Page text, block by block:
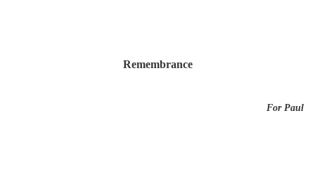
Remembrance
For Paul